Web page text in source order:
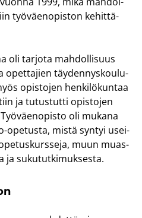
työ­väen­opis­ton ke­hit­tä­
oli tar­jo­ta mah­dol­li­suus
opet­ta­jien täy­den­nys­kou­lu­
opis­to­jen hen­ki­lö­kun­taa
ja tu­tus­tut­ti opis­to­jen
oli mu­ka­na
​opetusta, mistä syn­tyi usei­
muun muas­
ja su­ku­tut­ki­muk­ses­ta.